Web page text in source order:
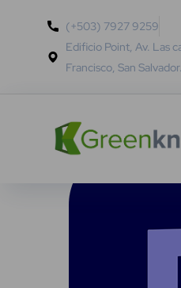
(+503) 7927 9259
Edificio Point, Av. Las
Francisco, San Salvador.